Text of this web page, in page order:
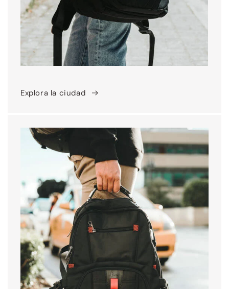
Explora la ciudad